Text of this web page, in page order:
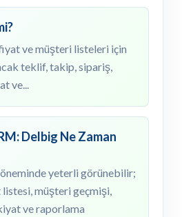
ve müşteri listeleri için
teklif, takip, sipariş,
ve...
Delbig Ne Zaman
yeterli görünebilir;
müşteri geçmişi,
ve raporlama